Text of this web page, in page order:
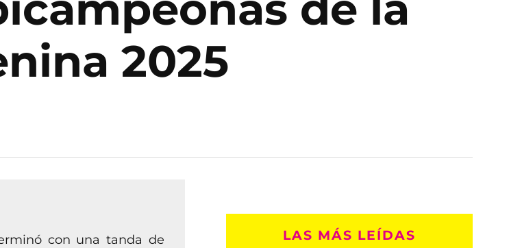
2025
con una tanda de
LAS MÁS LEÍDAS